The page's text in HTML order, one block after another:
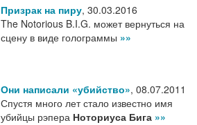
Призрак на пиру, 30.03.2016
The Notorious B.I.G. может вернуться на
сцену в виде голограммы »»
Они написали «убийство», 08.07.2011
Спустя много лет стало известно имя
убийцы рэпера Ноториуса Бига »»